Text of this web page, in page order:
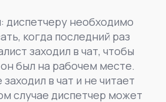
диспетчеру необходимо
когда последний раз
заходил в чат, чтобы
был на рабочем месте.
в чат и не читает
случае диспетчер может